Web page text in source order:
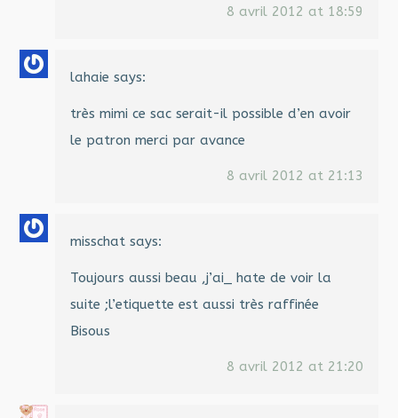
8 avril 2012 at 18:59
lahaie says:
très mimi ce sac serait-il possible d’en avoir
le patron merci par avance
8 avril 2012 at 21:13
misschat says:
Toujours aussi beau ,j’ai_ hate de voir la
suite ;l’etiquette est aussi très raffinée
Bisous
8 avril 2012 at 21:20